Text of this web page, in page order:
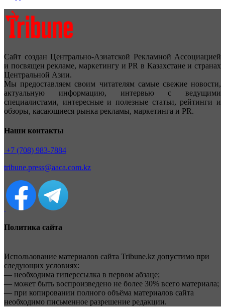
Сайт создан Центрально-Азиатской Рекламной Ассоциацией
и посвящен рекламе, маркетингу и PR в Казахстане и странах
Центральной Азии.
Мы предоставляем своим читателям самые свежие новости,
актуальную информацию, интервью с ведущими
специалистами, интересные и полезные статьи, рейтинги и
обзоры, касающиеся рынка рекламы, маркетинга и PR.
Наши контакты
+7 (708) 983-7884
tribune.press@aaca.com.kz
Политика сайта
Использование материалов сайта Tribune.kz допустимо при
следующих условиях:
— необходима гиперссылка в первом абзаце;
— может быть воспроизведено не более 30% всего материала;
— при копировании полного объёма материалов сайта
необходимо письменное разрешение редакции.